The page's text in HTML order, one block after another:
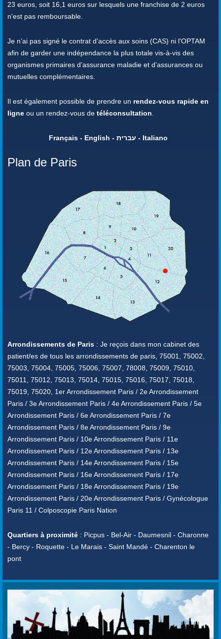
23 euros, soit 16,1 euros sur lesquels une franchise de 2 euros
n'est pas remboursable.
Je n’ai pas signé le contrat d’accès aux soins (CAS) ni l'OPTAM
afin de garder une indépendance la plus totale vis-à-vis des
organismes primaires d’assurance maladie et d’assurances ou
mutuelles complémentaires.
Il est également possible de prendre un rendez-vous rapide en
ligne ou un rendez-vous de téléconsultation.
Français - English - עברית - Italiano
Plan de Paris
Arrondissements de Paris : Je reçois dans mon cabinet des
patient/es de tous les arrondissements de paris, 75001, 75002,
75003, 75004, 75005, 75006, 75007, 78008, 75009, 75010,
75011, 75012, 75013, 75014, 75015, 75016, 75017, 75018,
75019, 75020, 1er Arrondissement Paris / 2e Arrondissement
Paris / 3e Arrondissement Paris / 4e Arrondissement Paris / 5e
Arrondissement Paris / 6e Arrondissement Paris / 7e
Arrondissement Paris / 8e Arrondissement Paris / 9e
Arrondissement Paris / 10e Arrondissement Paris / 11e
Arrondissement Paris / 12e Arrondissement Paris / 13e
Arrondissement Paris / 14e Arrondissement Paris / 15e
Arrondissement Paris / 16e Arrondissement Paris / 17e
Arrondissement Paris / 18e Arrondissement Paris / 19e
Arrondissement Paris / 20e Arrondissement Paris / Gynécologue
Paris 11 / Colposcopie Paris Nation
Quartiers à proximité : Picpus - Bel-Air - Daumesnil - Charonne
- Bercy - Roquette - Le Marais - Saint Mandé - Charenton le
pont